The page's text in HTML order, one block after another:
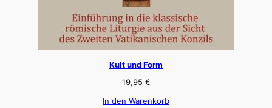
Kult und Form
19,95 €
In den Warenkorb